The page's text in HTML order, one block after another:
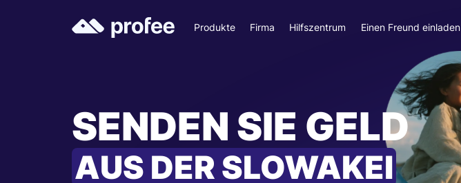
Produkte Firma Hilfszentrum Einen Freund einladen
SENDEN SIE GELD
AUS DER SLOWAKEI